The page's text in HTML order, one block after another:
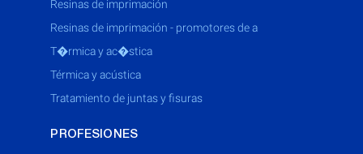
resinas de imprimación
resinas de imprimación - promotores de a
t�rmica y ac�stica
térmica y acústica
tratamiento de juntas y fisuras
PROFESIONES